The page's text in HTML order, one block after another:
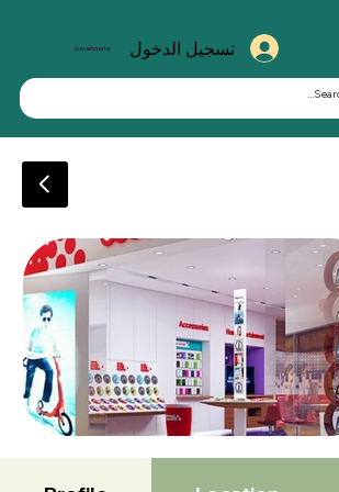
kuwaitmate تسجيل الدخول